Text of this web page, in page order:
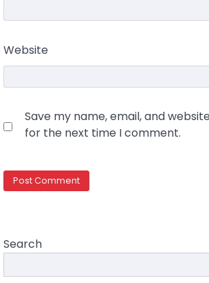
Website
Save my name, email, and
for the next time I comment.
Search